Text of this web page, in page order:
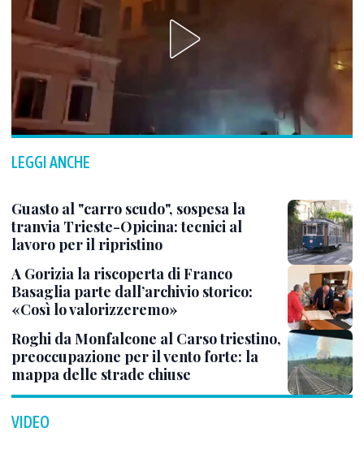
LEGGI ANCHE
Guasto al "carro scudo", sospesa la
tranvia Trieste-Opicina: tecnici al
lavoro per il ripristino
A Gorizia la riscoperta di Franco
Basaglia parte dall’archivio storico:
«Così lo valorizzeremo»
Roghi da Monfalcone al Carso triestino,
preoccupazione per il vento forte: la
mappa delle strade chiuse
VIDEO